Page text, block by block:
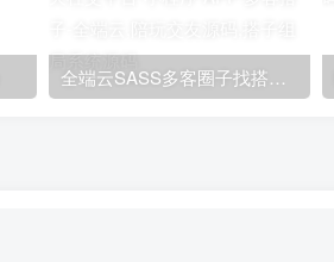
全端云SASS多客圈子找搭子源码-同城找搭子组局预约交友聊天社交平台-小程序-APP-多客搭子